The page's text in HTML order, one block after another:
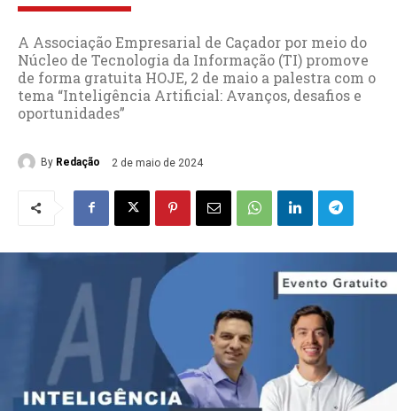
A Associação Empresarial de Caçador por meio do
Núcleo de Tecnologia da Informação (TI) promove
de forma gratuita HOJE, 2 de maio a palestra com o
tema “Inteligência Artificial: Avanços, desafios e
oportunidades”
By Redação 2 de maio de 2024